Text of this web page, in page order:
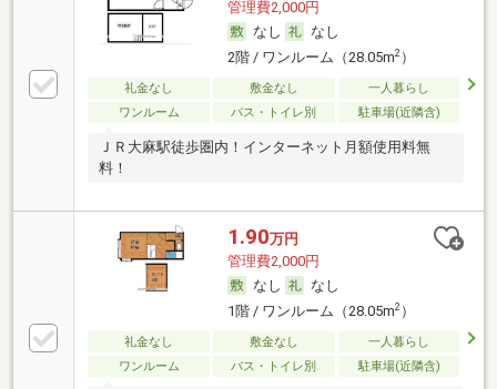
管理費2,000円
なし
なし
2階 / ワンルーム（28.05m2）
礼金なし 敷金なし
一人暮らし
ワンルーム
バス・トイレ別 駐車場(近隣含)
ＪＲ大麻駅徒歩圏内！インターネット月額使用料無
料！
1.90万円
管理費2,000円
なし
なし
1階 / ワンルーム（28.05m2）
礼金なし 敷金なし
一人暮らし
ワンルーム
バス・トイレ別 駐車場(近隣含)